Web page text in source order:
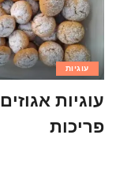
עוגיות
עוגיות אגוזים
פריכות